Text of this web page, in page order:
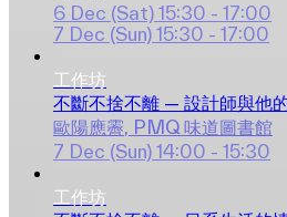
6 Dec (Sat) 15:30 - 17:00
7 Dec (Sun) 15:30 - 17:00
工作坊
不斷不捨不離 — 設計師與他
歐陽應霽 PMQ 味道圖書館
7 Dec (Sun) 14:00 - 15:30
工作坊